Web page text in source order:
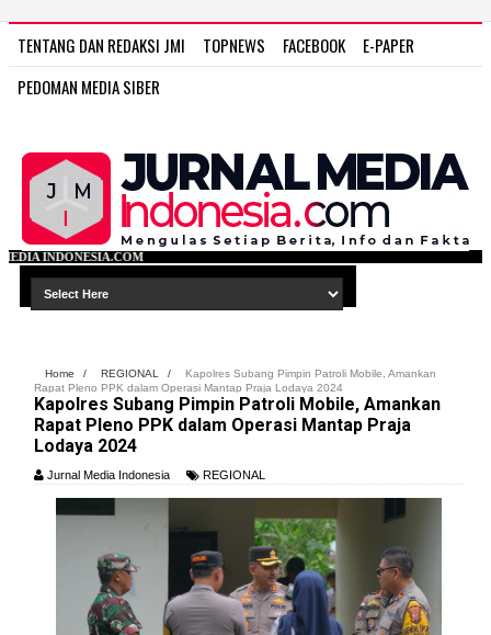
TENTANG DAN REDAKSI JMI TOPNEWS FACEBOOK
E-PAPER
PEDOMAN MEDIA SIBER
Home / REGIONAL /
Kapolres Subang Pimpin Patroli Mobile, Amankan
Rapat Pleno PPK dalam Operasi Mantap Praja Lodaya 2024
Kapolres Subang Pimpin Patroli Mobile, Amankan
Rapat Pleno PPK dalam Operasi Mantap Praja
Lodaya 2024
Jurnal Media Indonesia REGIONAL